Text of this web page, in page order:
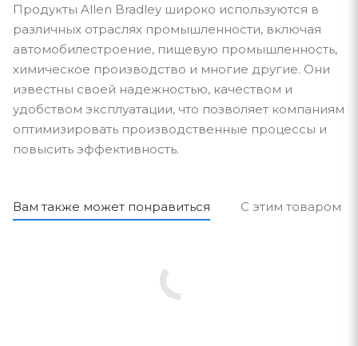
Продукты Allen Bradley широко используются в
различных отраслях промышленности, включая
автомобилестроение, пищевую промышленность,
химическое производство и многие другие. Они
известны своей надежностью, качеством и
удобством эксплуатации, что позволяет компаниям
оптимизировать производственные процессы и
повысить эффективность.
Вам также может понравиться С этим товаром